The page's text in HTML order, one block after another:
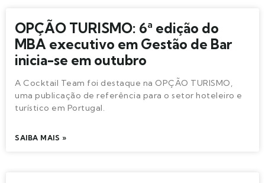
OPÇÃO TURISMO: 6ª edição do
MBA executivo em Gestão de Bar
inicia-se em outubro
A Cocktail Team foi destaque na OPÇÃO TURISMO,
uma publicação de referência para o setor hoteleiro e
turístico em Portugal.
SAIBA MAIS »